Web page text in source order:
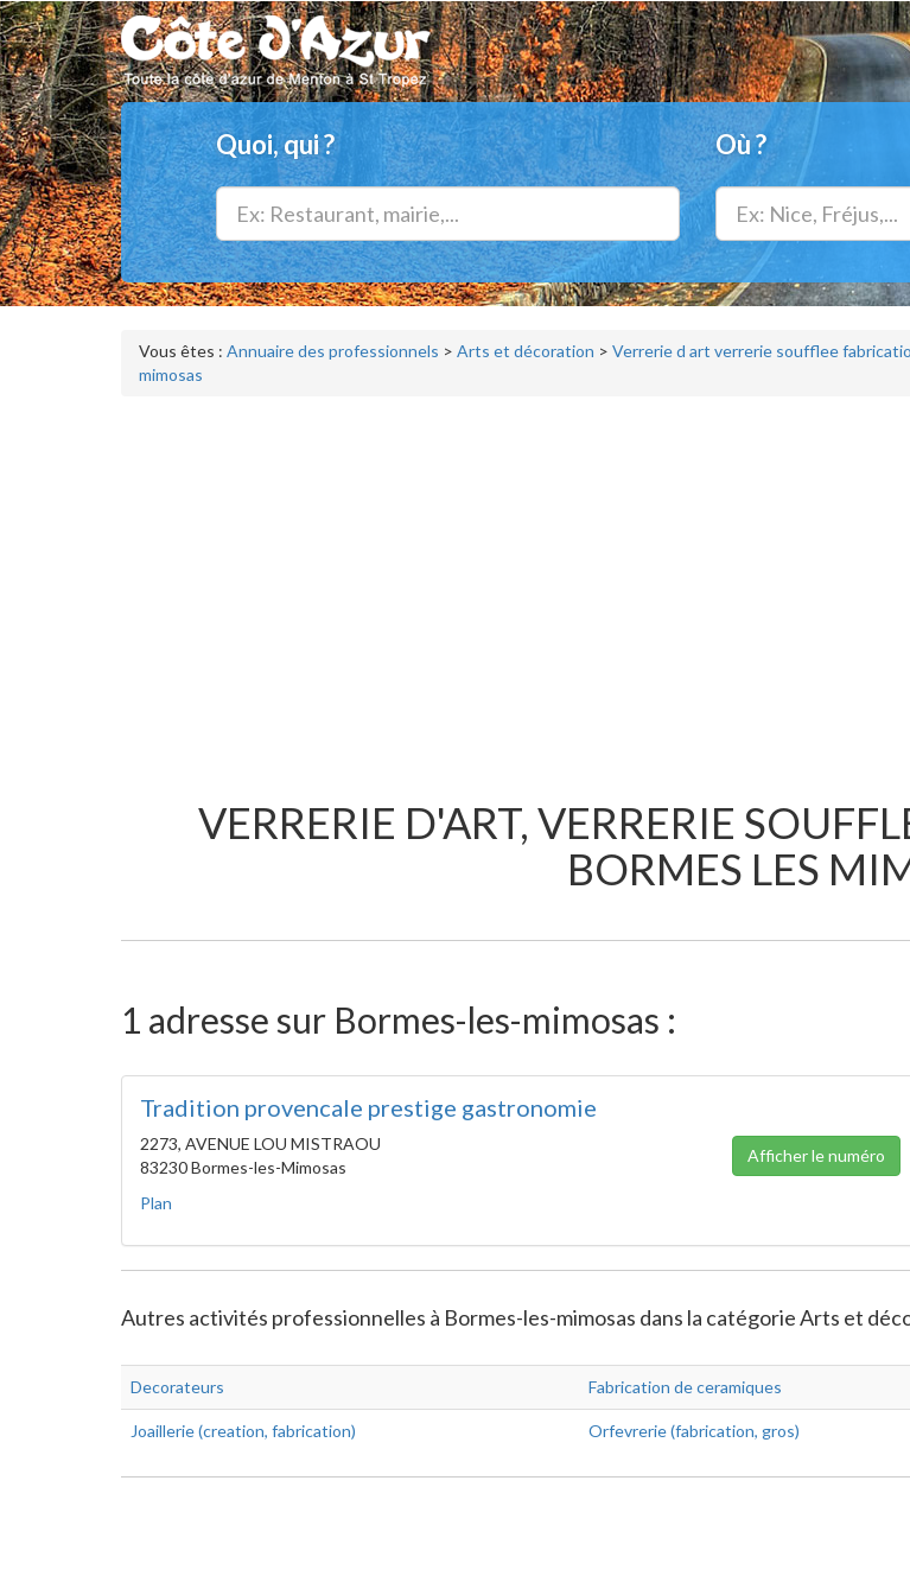
Quoi, qui ? Où ?
Vous êtes : Annuaire des professionnels > Arts et décoration > Verrerie d art verrerie soufflee
mimosas
VERRERIE D'ART, VERRERIE
BORMES LES
1 adresse sur Bormes-les-mimosas :
Tradition provencale prestige gastronomie
2273, AVENUE LOU MISTRAOU
83230 Bormes-les-Mimosas
Plan
Afficher le numéro
Autres activités professionnelles à Bormes-les-mimosas dans la catégorie Arts et
Decorateurs Fabrication de ceramiques
Joaillerie (creation, fabrication) Orfevrerie (fabrication, gros)